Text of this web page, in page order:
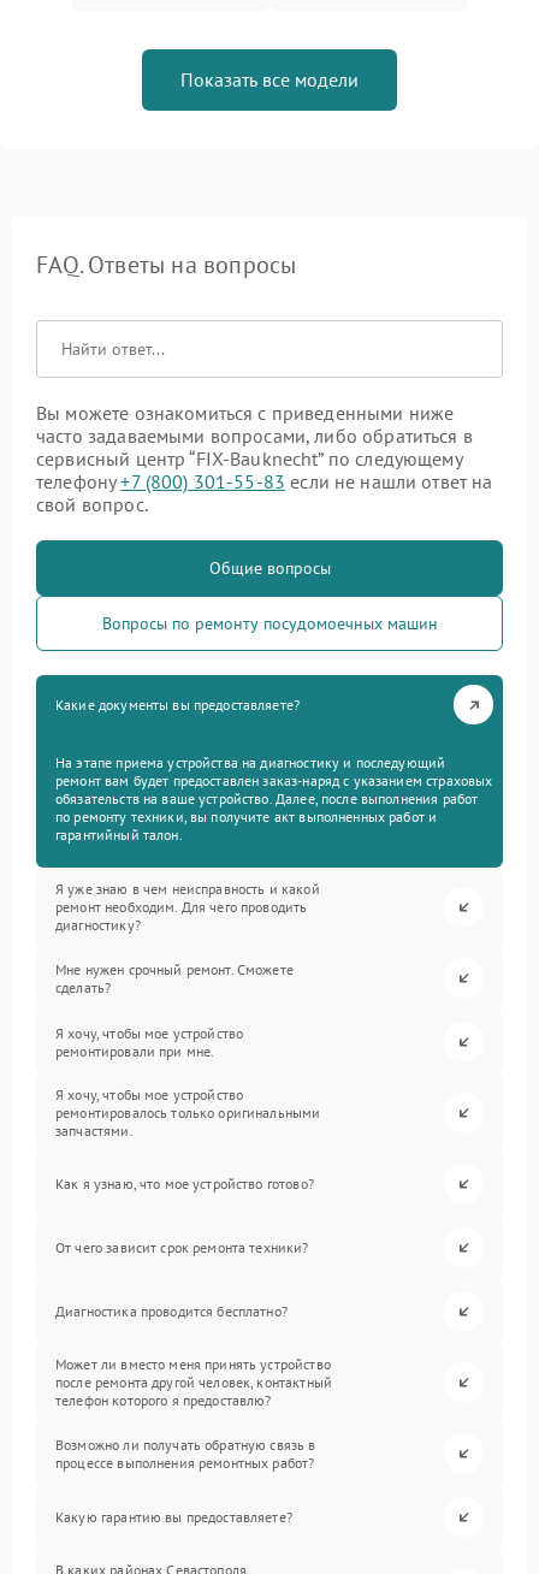
Показать все модели
FAQ. Ответы на вопросы
Вы можете ознакомиться с приведенными ниже
часто задаваемыми вопросами, либо обратиться в
сервисный центр “FIX-Bauknecht” по следующему
телефону+7 (800) 301-55-83 если не нашли ответ на
свой вопрос.
Общие вопросы
Вопросы по ремонту посудомоечных машин
Какие документы вы предоставляете?
На этапе приема устройства на диагностику и последующий
ремонт вам будет предоставлен заказ-наряд с указанием страховых
обязательств на ваше устройство. Далее, после выполнения работ
по ремонту техники, вы получите акт выполненных работ и
гарантийный талон.
Я уже знаю в чем неисправность и какой
ремонт необходим. Для чего проводить
диагностику?
Мне нужен срочный ремонт. Сможете
сделать?
Я хочу, чтобы мое устройство
ремонтировали при мне.
Я хочу, чтобы мое устройство
ремонтировалось только оригинальными
запчастями.
Как я узнаю, что мое устройство готово?
От чего зависит срок ремонта техники?
Диагностика проводится бесплатно?
Может ли вместо меня принять устройство
после ремонта другой человек, контактный
телефон которого я предоставлю?
Возможно ли получать обратную связь в
процессе выполнения ремонтных работ?
Какую гарантию вы предоставляете?
В каких районах Севастополя